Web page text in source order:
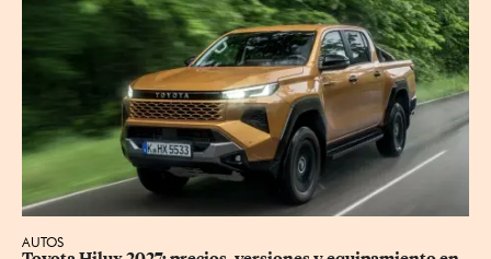
AUTOS